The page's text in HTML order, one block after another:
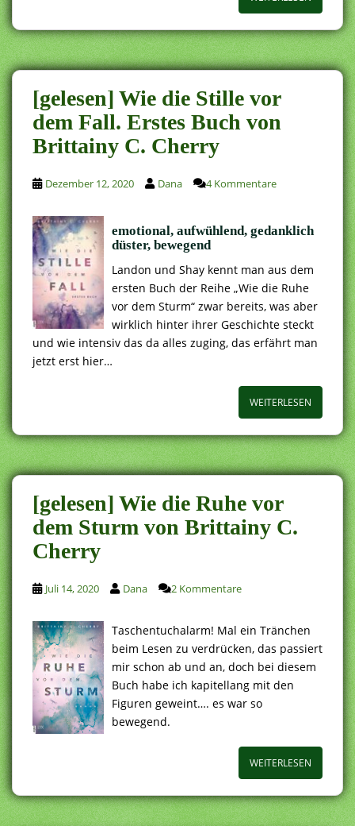
[gelesen] Wie die Stille vor
dem Fall. Erstes Buch von
Brittainy C. Cherry
Dezember 12, 2020 Dana 4 Kommentare
emotional, aufwühlend, gedanklich
düster, bewegend
Landon und Shay kennt man aus dem
ersten Buch der Reihe „Wie die Ruhe
vor dem Sturm“ zwar bereits, was aber
wirklich hinter ihrer Geschichte steckt
und wie intensiv das da alles zuging, das erfährt man
jetzt erst hier…
WEITERLESEN
[gelesen] Wie die Ruhe vor
dem Sturm von Brittainy C.
Cherry
Juli 14, 2020 Dana 2 Kommentare
Taschentuchalarm! Mal ein Tränchen
beim Lesen zu verdrücken, das passiert
mir schon ab und an, doch bei diesem
Buch habe ich kapitellang mit den
Figuren geweint…. es war so
bewegend.
WEITERLESEN